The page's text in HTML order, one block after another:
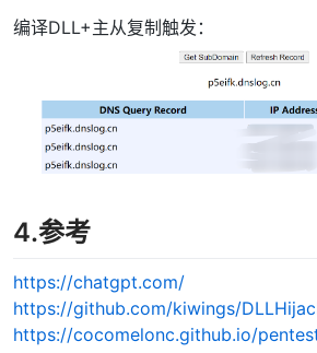
编译DLL+主从复制触发：
4.参考
https://chatgpt.com/
https://github.com/kiwings/
https://cocomelonc.github.io/